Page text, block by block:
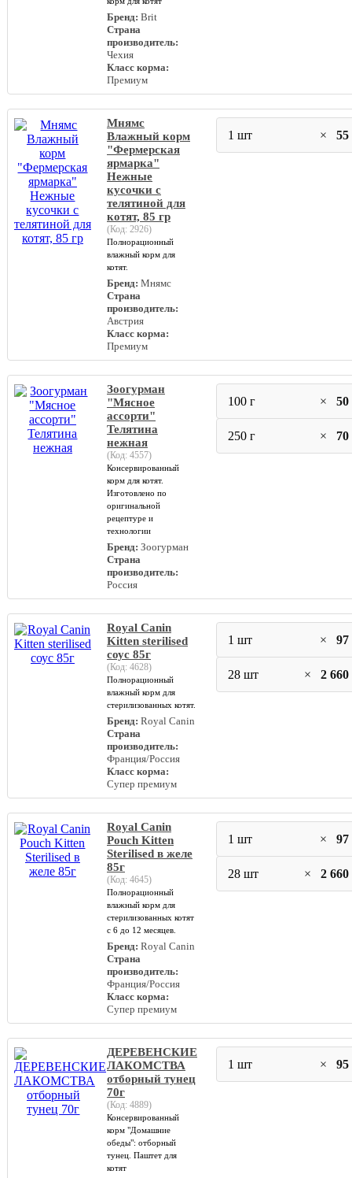
Бренд: Brit
Страна
производитель:
Чехия
Класс корма:
Премиум
Мнямс
Влажный корм
"Фермерская
ярмарка"
Нежные
кусочки с
телятиной для
котят, 85 гр
(Код: 2926)
Полнорационный
влажный корм для
котят.
Бренд: Мнямс
Страна
производитель:
Австрия
Класс корма:
Премиум
1 шт ×
Зоогурман
"Мясное
ассорти"
Телятина
нежная
(Код: 4557)
Консервированный
корм для котят.
Изготовлено по
оригинальной
рецептуре и
технологии
Бренд: Зоогурман
Страна
производитель:
Россия
100 г ×
250 г ×
Royal Canin
Kitten sterilised
соус 85г
(Код: 4628)
Полнорационный
влажный корм для
стерилизованных котят.
Бренд: Royal Canin
Страна
производитель:
Франция/Россия
Класс корма:
Супер премиум
1 шт ×
28 шт × 2
Royal Canin
Pouch Kitten
Sterilised в желе
85г
(Код: 4645)
Полнорационный
влажный корм для
стерилизованных котят
с 6 до 12 месяцев.
Бренд: Royal Canin
Страна
производитель:
Франция/Россия
Класс корма:
Супер премиум
1 шт ×
28 шт × 2
ДЕРЕВЕНСКИЕ
ЛАКОМСТВА
отборный тунец
70г
(Код: 4889)
Консервированный
корм "Домашние
обеды": отборный
тунец. Паштет для
котят
1 шт ×